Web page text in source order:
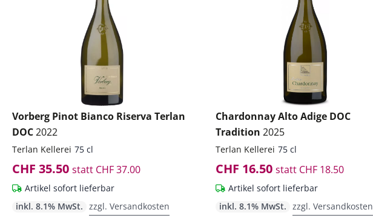
Vorberg Pinot Bianco Riserva Terlan
DOC2022
Terlan Kellerei 75 cl
CHF 35.50 statt CHF 37.00
Artikel sofort lieferbar
inkl. 8.1% MwSt. zzgl. Versandkosten
Chardonnay Alto Adige DOC
Tradition 2025
Terlan Kellerei 75 cl
CHF 16.50 statt CHF 18.50
Artikel sofort lieferbar
inkl. 8.1% MwSt. zzgl. Versandkosten